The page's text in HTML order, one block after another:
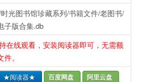
光图书馆珍藏系列/书籍文件/老图书/
子版合集.db
在线观看，安装阅读器即可，无需额
。
★阅读器★ 百度网盘
阿里云盘